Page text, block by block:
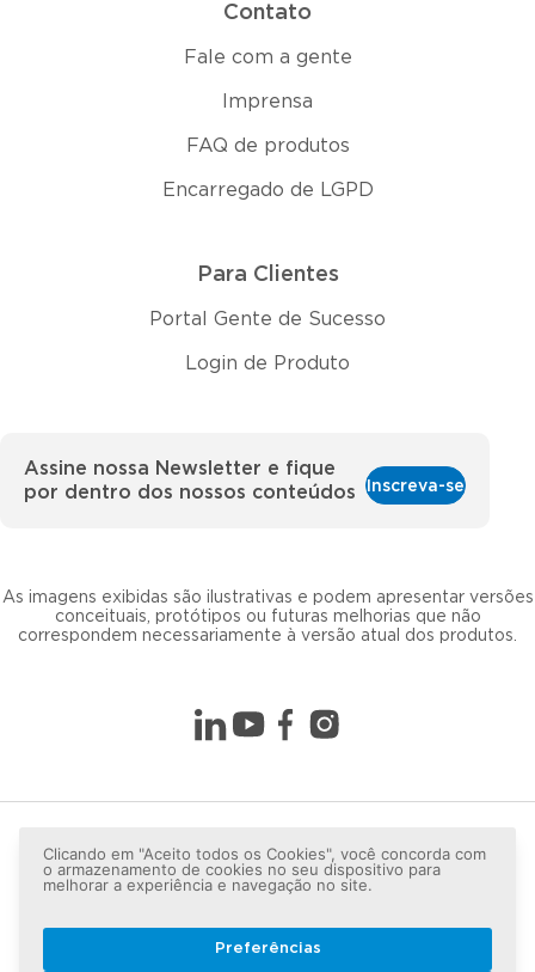
Contato
Fale com a gente
Imprensa
FAQ de produtos
Encarregado de LGPD
Para Clientes
Portal Gente de Sucesso
Login de Produto
As imagens exibidas são ilustrativas e podem apresentar versões
conceituais, protótipos ou futuras melhorias que não
correspondem necessariamente à versão atual dos produtos.
Assine nossa Newsletter e fique
por dentro dos nossos conteúdos
Inscreva-se
Clicando em "Aceito todos os Cookies", você concorda com
o armazenamento de cookies no seu dispositivo para
melhorar a experiência e navegação no site.
Preferências